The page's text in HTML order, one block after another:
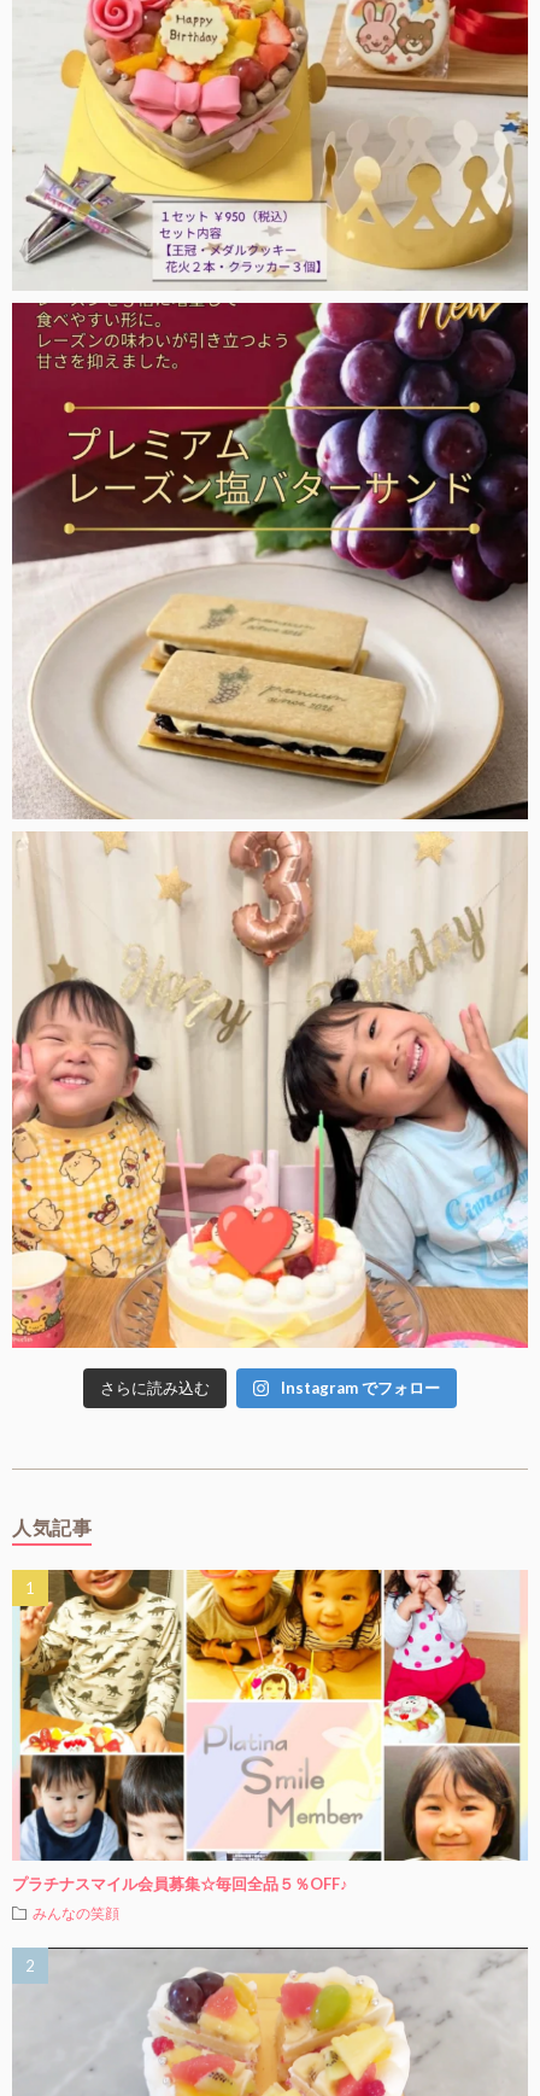
さらに読み込む Instagram でフォロー
人気記事
プラチナスマイル会員募集☆毎回全品５％OFF♪
みんなの笑顔